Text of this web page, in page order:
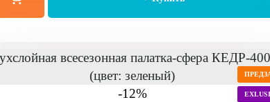
-12%